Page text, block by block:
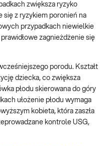
zwiększa ryzyko
się z ryzykiem poronień na
przypadkach niewielkie
zagnieżdżenie się
porodu. Kształt
dziecka, co zwiększa
płodu skierowana do góry
ułożenie płodu wymaga
kobieta, która zaszła
kontrole USG,